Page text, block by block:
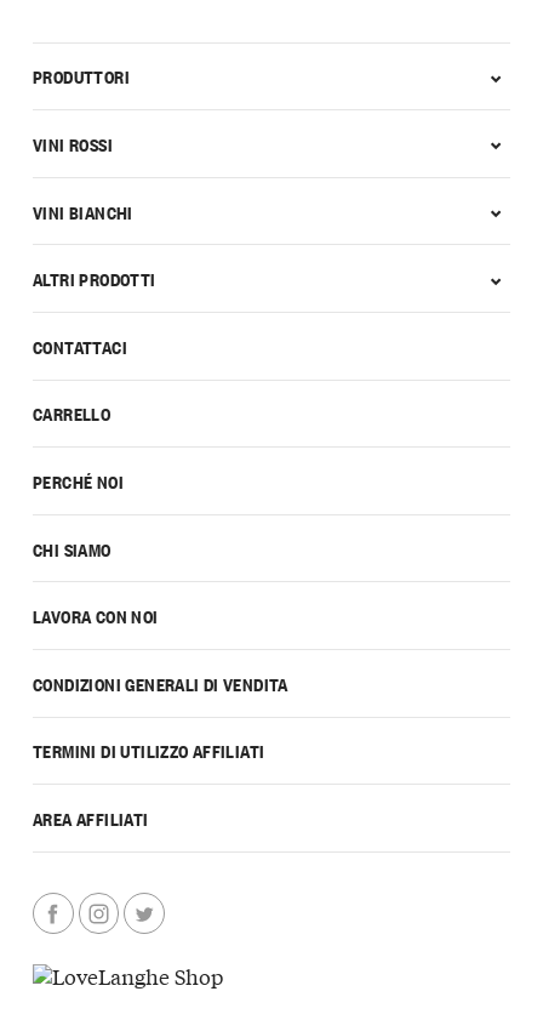
CONTATTACI
CARRELLO
PERCHÉ NOI
CHI SIAMO
LAVORA CON NOI
CONDIZIONI GENERALI DI VENDITA
TERMINI DI UTILIZZO AFFILIATI
AREA AFFILIATI
PRODUTTORI
VINI ROSSI
VINI BIANCHI
ALTRI PRODOTTI